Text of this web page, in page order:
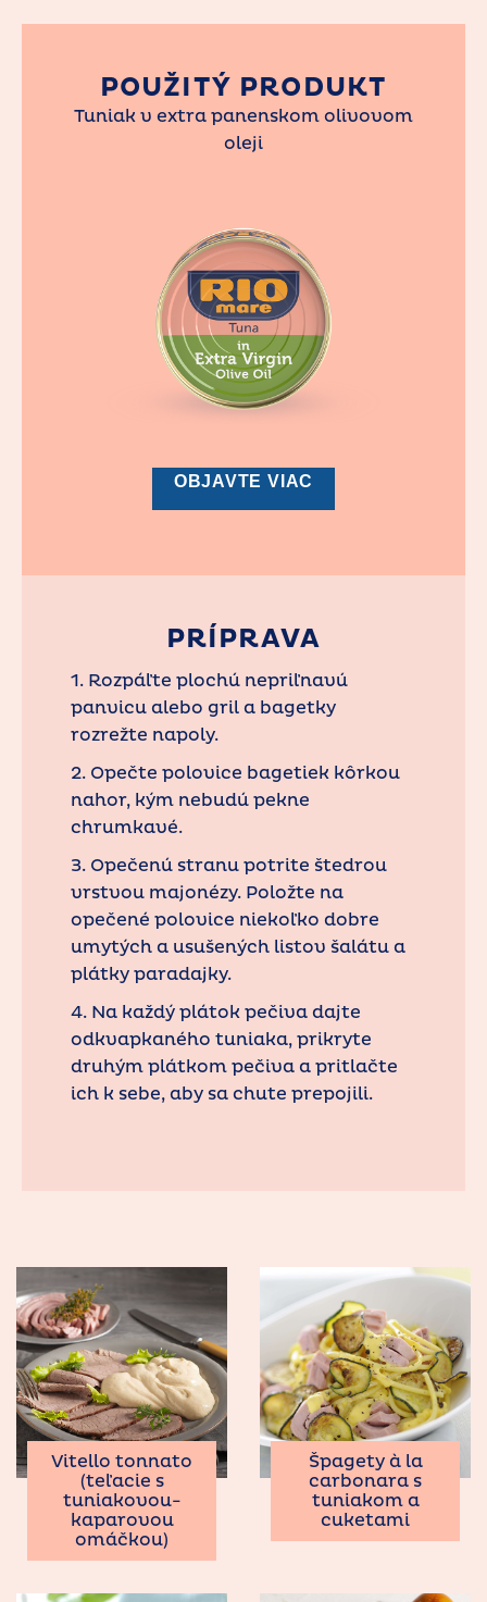
POUŽITÝ PRODUKT
Tuniak v extra panenskom olivovom
oleji
OBJAVTE VIAC
PRÍPRAVA
1. Rozpáľte plochú nepriľnavú
panvicu alebo gril a bagetky
rozrežte napoly.
2. Opečte polovice bagetiek kôrkou
nahor, kým nebudú pekne
chrumkavé.
3. Opečenú stranu potrite štedrou
vrstvou majonézy. Položte na
opečené polovice niekoľko dobre
umytých a usušených listov šalátu a
plátky paradajky.
4. Na každý plátok pečiva dajte
odkvapkaného tuniaka, prikryte
druhým plátkom pečiva a pritlačte
ich k sebe, aby sa chute prepojili.
Vitello tonnato
(teľacie s
tuniakovou-
kaparovou
omáčkou)
Špagety à la
carbonara s
tuniakom a
cuketami